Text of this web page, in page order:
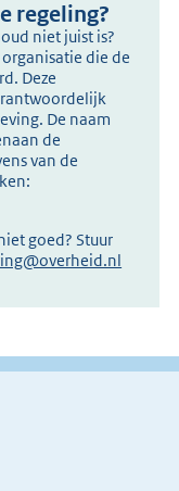
regeling?
niet juist is?
die de
Deze
De naam
de
van de
goed? Stuur